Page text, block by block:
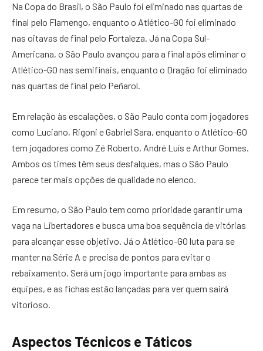
Na Copa do Brasil, o São Paulo foi eliminado nas quartas de
final pelo Flamengo, enquanto o Atlético-GO foi eliminado
nas oitavas de final pelo Fortaleza. Já na Copa Sul-
Americana, o São Paulo avançou para a final após eliminar o
Atlético-GO nas semifinais, enquanto o Dragão foi eliminado
nas quartas de final pelo Peñarol.
Em relação às escalações, o São Paulo conta com jogadores
como Luciano, Rigoni e Gabriel Sara, enquanto o Atlético-GO
tem jogadores como Zé Roberto, André Luís e Arthur Gomes.
Ambos os times têm seus desfalques, mas o São Paulo
parece ter mais opções de qualidade no elenco.
Em resumo, o São Paulo tem como prioridade garantir uma
vaga na Libertadores e busca uma boa sequência de vitórias
para alcançar esse objetivo. Já o Atlético-GO luta para se
manter na Série A e precisa de pontos para evitar o
rebaixamento. Será um jogo importante para ambas as
equipes, e as fichas estão lançadas para ver quem sairá
vitorioso.
Aspectos Técnicos e Táticos